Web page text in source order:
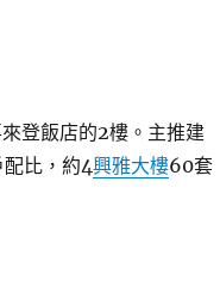
登飯店的2樓。主推建
比，約4興雅大樓60套